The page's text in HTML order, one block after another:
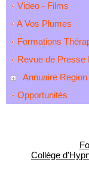
Video - Films
A Vos Plumes
Formations
Revue de Presse
Annuaire Region
Opportunités
Collège